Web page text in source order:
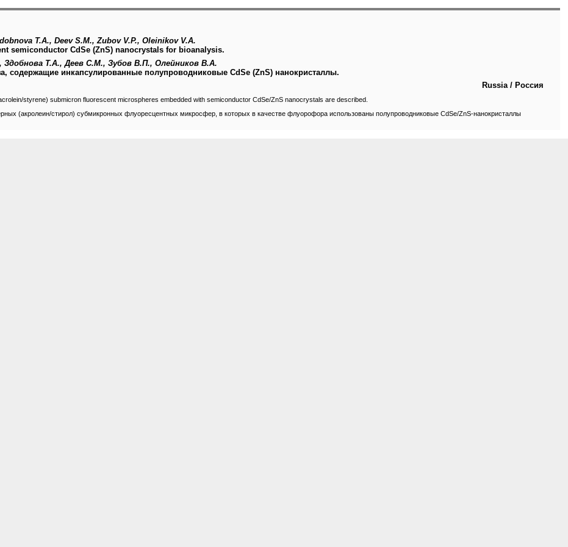
T.A., Deev S.M., Zubov V.P., Oleinikov V.A.
semiconductor CdSe (ZnS) nanocrystals for bioanalysis.
Т.А., Деев С.М., Зубов В.П., Олейников В.А.
содержащие инкапсулированные полупроводниковые CdSe (ZnS) нанокристаллы.
Russia / Россия
styrene) submicron fluorescent microspheres embedded with semiconductor CdSe/ZnS nanocrystals are described.
(акролеин/стирол) субмикронных флуоресцентных микросфер, в которых в качестве флуорофора использованы полупроводниковые CdSe/ZnS-нанокристаллы